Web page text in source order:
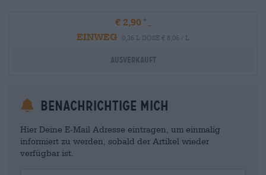
€ 2,90
EINWEG
0,36 L DOSE € 8,06 / L
Ausverkauft
Benachrichtige mich
Hier Deine E-Mail Adresse eintragen, um einmalig
informiert zu werden, sobald der Artikel wieder
verfügbar ist.